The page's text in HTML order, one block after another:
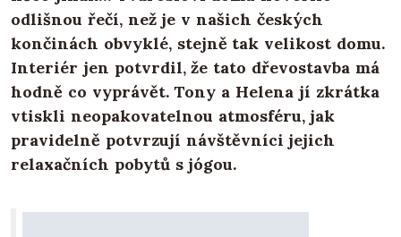
odlišnou řečí, než je v našich českých
končinách obvyklé, stejně tak velikost domu.
Interiér jen potvrdil, že tato dřevostavba má
hodně co vyprávět. Tony a Helena jí zkrátka
vtiskli neopakovatelnou atmosféru, jak
pravidelně potvrzují návštěvníci jejich
relaxačních pobytů s jógou.